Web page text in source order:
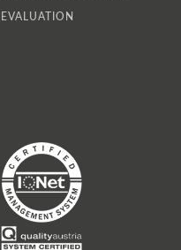
EVALUATION